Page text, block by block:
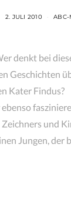
2. JULI 2010 ABC-
denkt bei
Geschichten
Kater Findus?
Zeichners und
Jungen, der